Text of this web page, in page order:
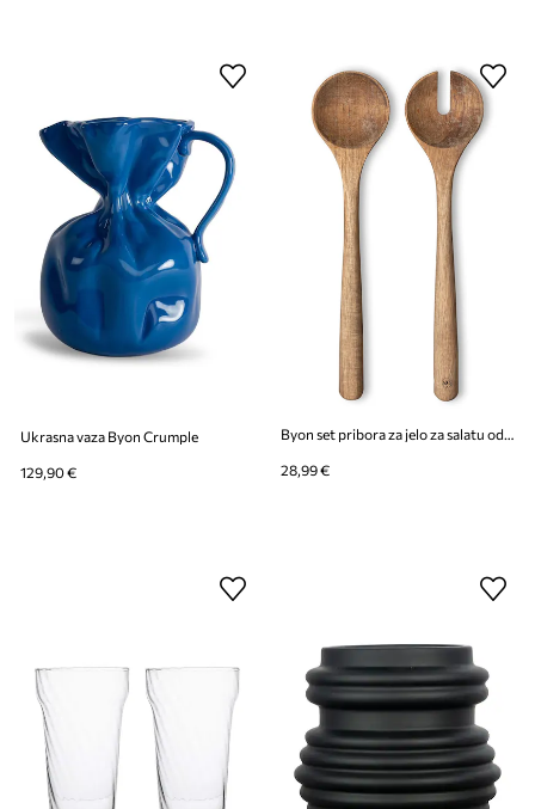
Ukrasna vaza Byon Crumple
129,90 €
Byon set pribora za jelo za salatu od drveta akacije 28 x 6,5 x 1,5 cm
28,99 €